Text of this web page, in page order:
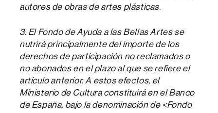
autores de obras de artes plásticas.
3. El Fondo de Ayuda a las Bellas Artes se
nutrirá principalmente del importe de los
derechos de participación no reclamados o
no abonados en el plazo al que se refiere el
artículo anterior. A estos efectos, el
Ministerio de Cultura constituirá en el Banco
de España, bajo la denominación de <Fondo